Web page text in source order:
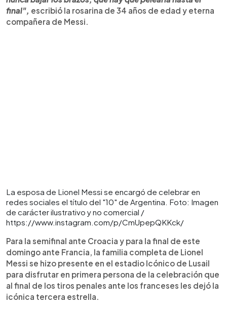
final", escribió la rosarina de 34 años de edad y eterna
compañera de Messi.
La esposa de Lionel Messi se encargó de celebrar en
redes sociales el título del "10" de Argentina. Foto: Imagen
de carácter ilustrativo y no comercial /
https://www.instagram.com/p/CmUpepQKKck/
Para la semifinal ante Croacia y para la final de este
domingo ante Francia, la familia completa de Lionel
Messi se hizo presente en el estadio Icónico de Lusail
para disfrutar en primera persona de la celebración que
al final de los tiros penales ante los franceses les dejó la
icónica tercera estrella.